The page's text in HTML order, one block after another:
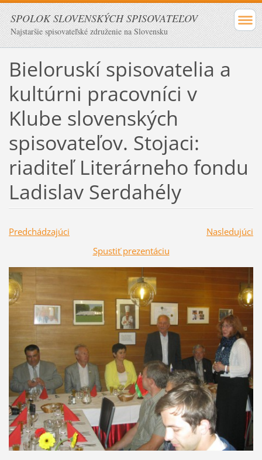
SPOLOK SLOVENSKÝCH SPISOVATEĽOV
Najstaršie spisovateľské združenie na Slovensku
Bieloruskí spisovatelia a
kultúrni pracovníci v
Klube slovenských
spisovateľov. Stojaci:
riaditeľ Literárneho fondu
Ladislav Serdahély
Predchádzajúci
Nasledujúci
Spustiť prezentáciu